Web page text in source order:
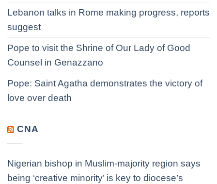
Lebanon talks in Rome making progress, reports
suggest
Pope to visit the Shrine of Our Lady of Good
Counsel in Genazzano
Pope: Saint Agatha demonstrates the victory of
love over death
CNA
Nigerian bishop in Muslim-majority region says
being ‘creative minority’ is key to diocese’s